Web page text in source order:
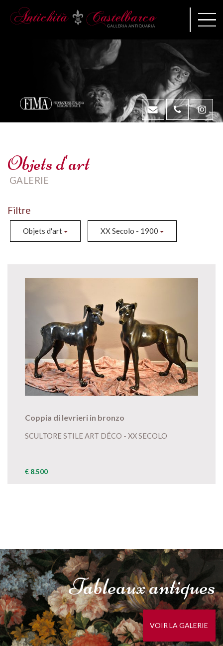
Objets d'art
GALERIE
Filtre
Objets d'art XX Secolo - 1900
Coppia di levrieri in bronzo
SCULTORE STILE ART DÉCO - XX SECOLO
€ 8.500
Tableauxantiques
VOIR LA GALERIE